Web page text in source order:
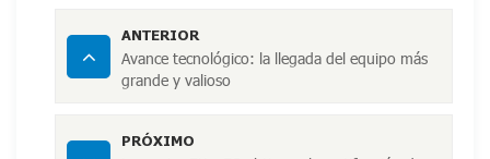
ANTERIOR
Avance tecnológico: la llegada del equipo más
grande y valioso
PRÓXIMO